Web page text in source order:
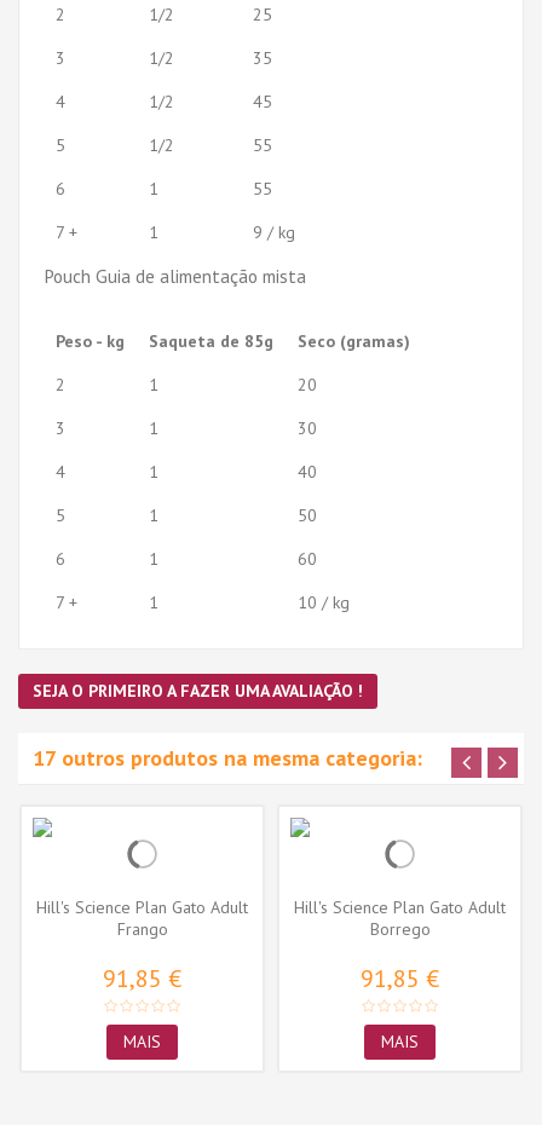
2
1/2
25
3
1/2
35
4
1/2
45
5
1/2
55
6
1
55
7 +
1 9 / kg
Pouch Guia de alimentação mista
Peso - kg Saqueta de 85g
Seco (gramas)
2
1
20
3
1
30
4
1
40
5
1
50
6
1
60
7 +
1 10 / kg
SEJA O PRIMEIRO A FAZER UMA AVALIAÇÃO !
17 outros produtos na mesma categoria:
Hill's Science Plan Gato Adult
Frango
91,85 €
MAIS
Hill's Science Plan Gato Adult
Borrego
91,85 €
MAIS